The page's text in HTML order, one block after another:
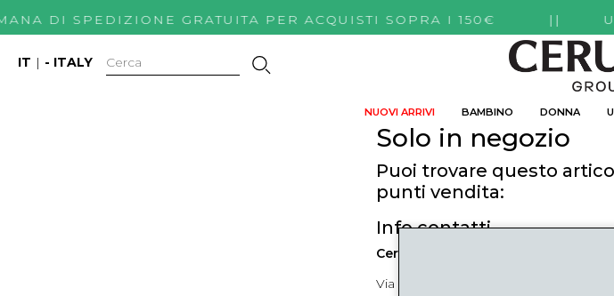
DI SPEDIZIONE GRATUITA PER ACQUISTI SOPRA I 150€ ||
IT | - ITALY
NUOVI ARRIVI BAMBINO DONNA
Solo in negozio
Puoi trovare questo
punti vendita:
Info contatti
Cerutti Boutique
Via Roma, 52 Cuneo 12100 Cuneo